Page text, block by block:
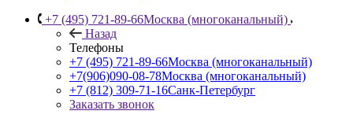
+7 (495) 721-89-66Москва (многоканальный)
Назад
Телефоны
+7 (495) 721-89-66Москва (многоканальный)
+7(906)090-08-78Москва (многоканальный)
+7 (812) 309-71-16Санк-Петербург
Заказать звонок